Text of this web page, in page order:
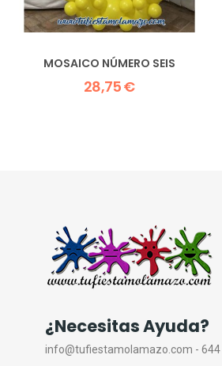
MOSAICO NÚMERO SEIS
28,75 €
¿Necesitas Ayuda?
info@tufiestamolamazo.com - 644